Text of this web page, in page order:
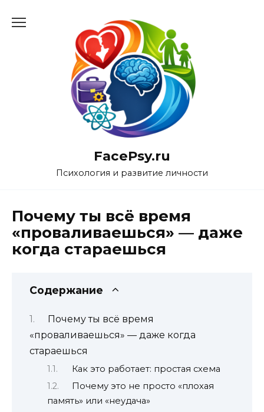
FacePsy.ru
Психология и развитие личности
Почему ты всё время
«проваливаешься» — даже
когда стараешься
Содержание
Почему ты всё время
«проваливаешься» — даже когда
стараешься
Как это работает: простая схема
Почему это не просто «плохая
память» или «неудача»